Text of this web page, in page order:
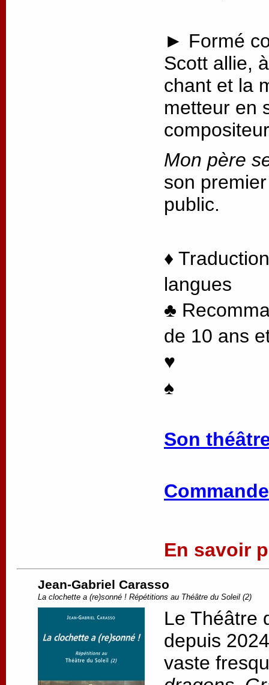
► Formé
Scott allie,
chant et la
metteur en
Mon père
son
public.
♦
langues
♣
de 10 ans
♥
♠
Son
En savoir
Jean-Gabriel Carasso
La clochette a (re)sonné ! Répétitions au Théâtre du Soleil (2)
Le Théâtre
depuis
vaste